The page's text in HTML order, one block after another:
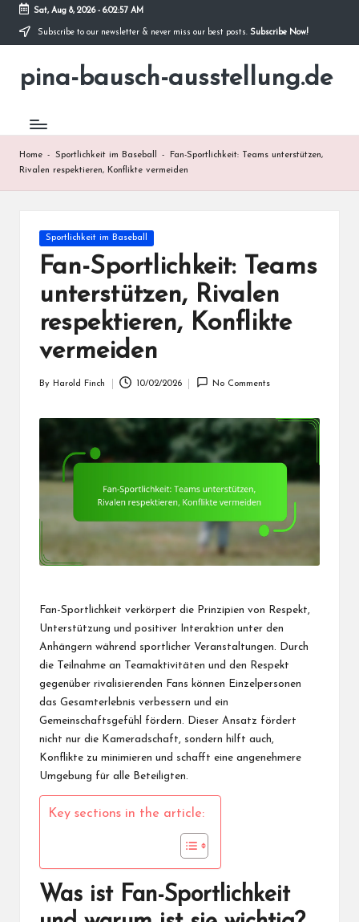
Skip
content
Sat, Aug 8, 2026- 6:02:58 AM
Subscribe to our newsletter & never miss our best posts. Subscribe Now!
pina-bausch-ausstellung.de
Home - Sportlichkeit im Baseball -
Fan-Sportlichkeit: Teams unterstützen,
Rivalen respektieren, Konflikte vermeiden
Posted
in
Sportlichkeit im Baseball
Fan-Sportlichkeit: Teams
unterstützen, Rivalen
respektieren, Konflikte
vermeiden
By Harold Finch 10/02/2026 No Comments
Fan-Sportlichkeit verkörpert die Prinzipien von Respekt,
Unterstützung und positiver Interaktion unter den
Anhängern während sportlicher Veranstaltungen. Durch
die Teilnahme an Teamaktivitäten und den Respekt
gegenüber rivalisierenden Fans können Einzelpersonen
das Gesamterlebnis verbessern und ein
Gemeinschaftsgefühl fördern. Dieser Ansatz fördert
nicht nur die Kameradschaft, sondern hilft auch,
Konflikte zu minimieren und schafft eine angenehmere
Umgebung für alle Beteiligten.
Key sections in the article:
Was ist Fan-Sportlichkeit